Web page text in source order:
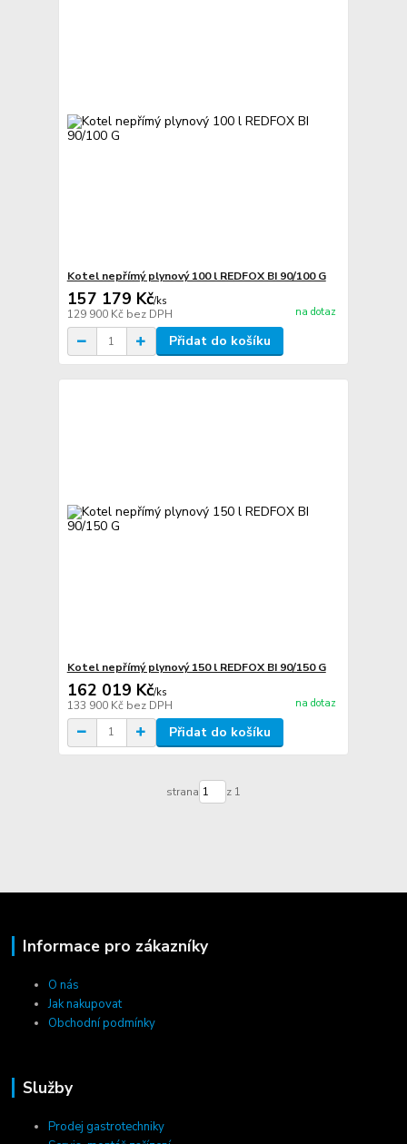
Kotel nepřímý plynový 100 l REDFOX BI 90/100 G
157 179 Kč/ks
129 900 Kč bez DPH na dotaz
Přidat do košíku
Kotel nepřímý plynový 150 l REDFOX BI 90/150 G
162 019 Kč/ks
133 900 Kč bez DPH na dotaz
Přidat do košíku
strana z 1
Informace pro zákazníky
O nás
Jak nakupovat
Obchodní podmínky
Služby
Prodej gastrotechniky